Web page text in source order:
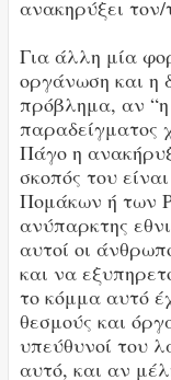
ανακηρύξει
Για άλλη μία
οργάνωση και η
πρόβλημα, αν “η
παραδείγματος
Πάγο η
σκοπός του
Πομάκων ή των
ανύπαρκτης
αυτοί οι
και να
το κόμμα αυτό
θεσμούς και
υπεύθυνοί του
αυτό, και αν